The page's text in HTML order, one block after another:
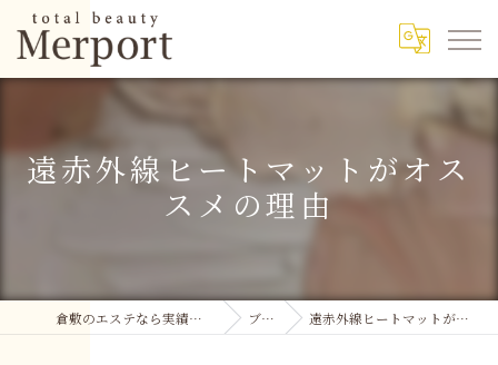
遠赤外線ヒートマットがオス
スメの理由
倉敷のエステなら実績多数のMerport ブログ 遠赤外線ヒートマットがオススメの理由